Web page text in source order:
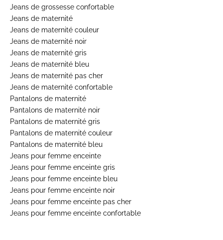
Jeans de grossesse confortable
Jeans de maternité
Jeans de maternité couleur
Jeans de maternité noir
Jeans de maternité gris
Jeans de maternité bleu
Jeans de maternité pas cher
Jeans de maternité confortable
Pantalons de maternité
Pantalons de maternité noir
Pantalons de maternité gris
Pantalons de maternité couleur
Pantalons de maternité bleu
Jeans pour femme enceinte
Jeans pour femme enceinte gris
Jeans pour femme enceinte bleu
Jeans pour femme enceinte noir
Jeans pour femme enceinte pas cher
Jeans pour femme enceinte confortable